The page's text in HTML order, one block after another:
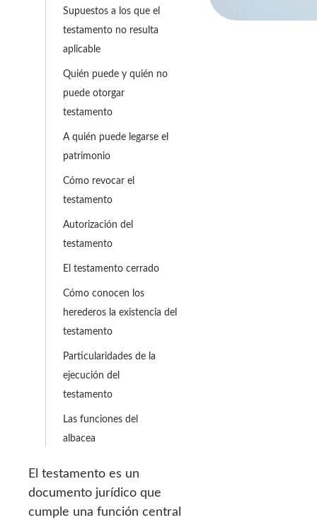
Supuestos a los que el
testamento no resulta
aplicable
Quién puede y quién no
puede otorgar
testamento
A quién puede legarse el
patrimonio
Cómo revocar el
testamento
Autorización del
testamento
El testamento cerrado
Cómo conocen los
herederos la existencia del
testamento
Particularidades de la
ejecución del
testamento
Las funciones del
albacea
El testamento es un
documento jurídico que
cumple una función central